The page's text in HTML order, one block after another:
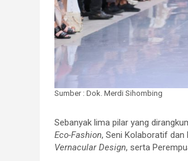
Sumber : Dok. Merdi Sihombing
Sebanyak lima pilar yang
Eco-Fashion, Seni Kolaboratif dan
Vernacular Design, serta